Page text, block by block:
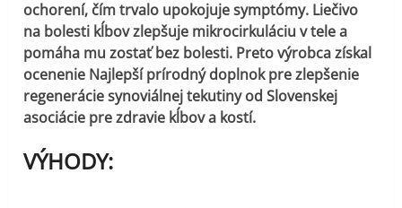
ochorení, čím trvalo upokojuje symptómy. Liečivo
na bolesti kĺbov zlepšuje mikrocirkuláciu v tele a
pomáha mu zostať bez bolesti. Preto výrobca získal
ocenenie Najlepší prírodný doplnok pre zlepšenie
regenerácie synoviálnej tekutiny od Slovenskej
asociácie pre zdravie kĺbov a kostí.
VÝHODY: